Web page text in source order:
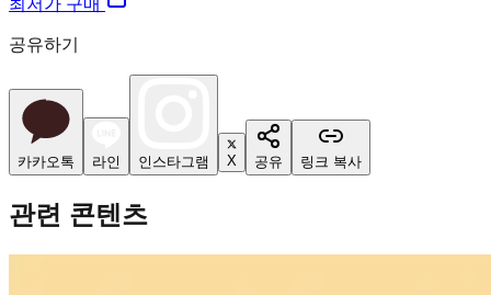
공유하기
카카오톡 라인 인스타그램 X 공유 링크 복사
관련 콘텐츠